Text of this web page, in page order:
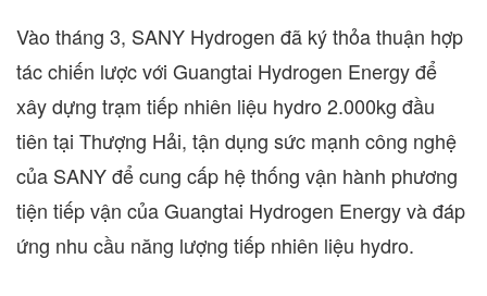
Vào tháng 3, SANY Hydrogen đã ký thỏa thuận hợp
tác chiến lược với Guangtai Hydrogen Energy để
xây dựng trạm tiếp nhiên liệu hydro 2.000kg đầu
tiên tại Thượng Hải, tận dụng sức mạnh công nghệ
của SANY để cung cấp hệ thống vận hành phương
tiện tiếp vận của Guangtai Hydrogen Energy và đáp
ứng nhu cầu năng lượng tiếp nhiên liệu hydro.